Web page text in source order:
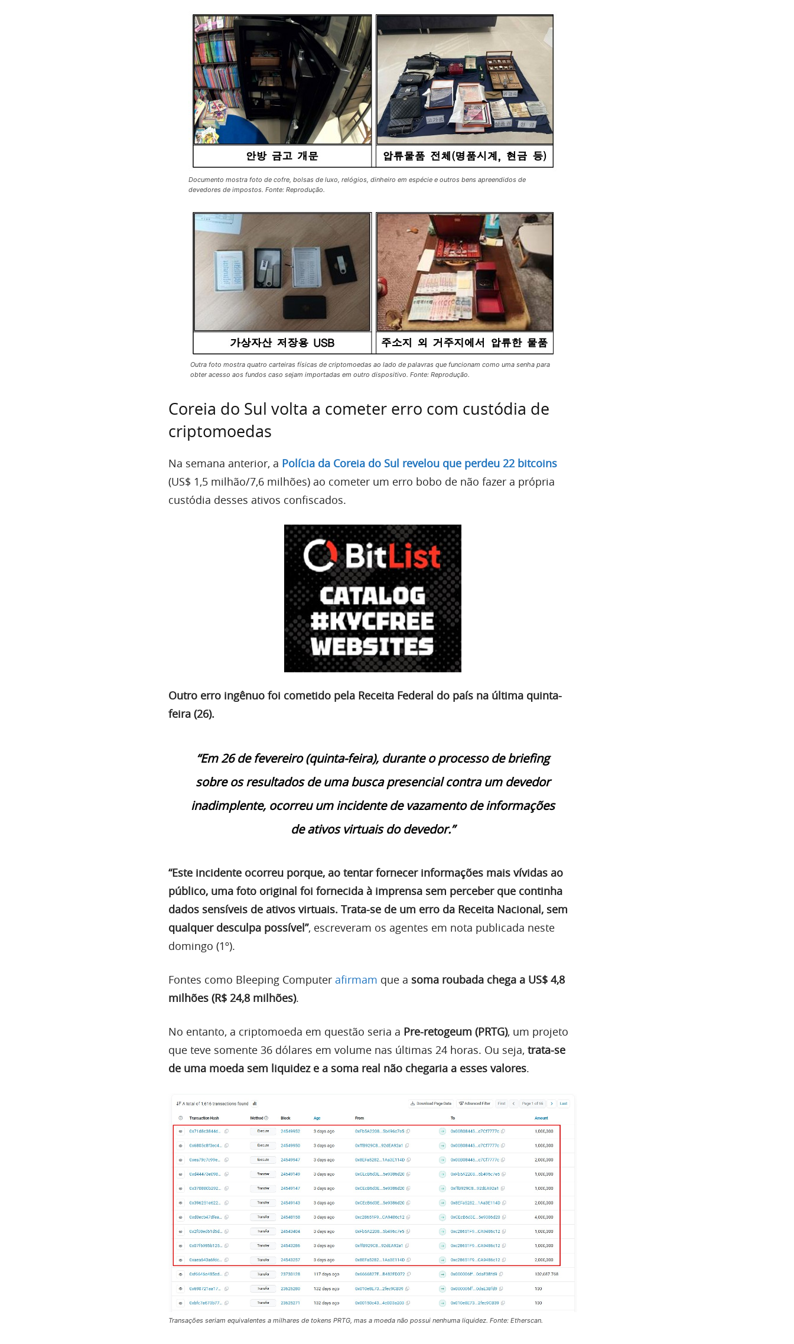
Documento mostra foto de cofre, bolsas de luxo, relógios, dinheiro em espécie e outros bens apreendidos de
devedores de impostos. Fonte: Reprodução.
Outra foto mostra quatro carteiras físicas de criptomoedas ao lado de palavras que funcionam como uma senha para
obter acesso aos fundos caso sejam importadas em outro dispositivo. Fonte: Reprodução.
Coreia do Sul volta a cometer erro com custódia de
criptomoedas
Na semana anterior, a Polícia da Coreia do Sul revelou que perdeu 22 bitcoins
(US$ 1,5 milhão/7,6 milhões) ao cometer um erro bobo de não fazer a própria
custódia desses ativos confiscados.
Outro erro ingênuo foi cometido pela Receita Federal do país na última quinta-
feira (26).
“Em 26 de fevereiro (quinta-feira), durante o processo de briefing
sobre os resultados de uma busca presencial contra um devedor
inadimplente, ocorreu um incidente de vazamento de informações
de ativos virtuais do devedor.”
“Este incidente ocorreu porque, ao tentar fornecer informações mais vívidas ao
público, uma foto original foi fornecida à imprensa sem perceber que continha
dados sensíveis de ativos virtuais. Trata-se de um erro da Receita Nacional, sem
qualquer desculpa possível”, escreveram os agentes em nota publicada neste
domingo (1º).
Fontes como Bleeping Computer afirmam que a soma roubada chega a US$ 4,8
milhões (R$ 24,8 milhões).
No entanto, a criptomoeda em questão seria a Pre-retogeum (PRTG), um projeto
que teve somente 36 dólares em volume nas últimas 24 horas. Ou seja, trata-se
de uma moeda sem liquidez e a soma real não chegaria a esses valores.
Transações seriam equivalentes a milhares de tokens PRTG, mas a moeda não possui nenhuma liquidez. Fonte: Etherscan.